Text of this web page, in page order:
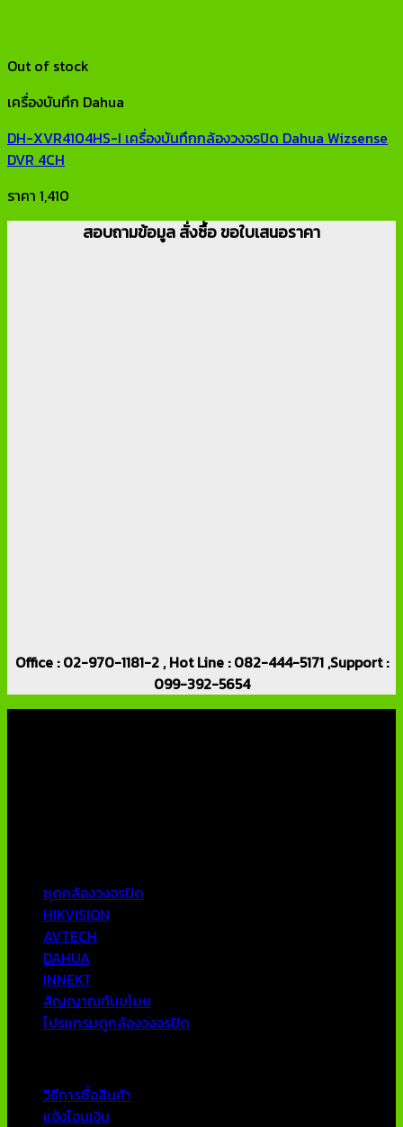
Out of stock
เครื่องบันทึก Dahua
DH-XVR4104HS-I เครื่องบันทึกกล้องวงจรปิด Dahua Wizsense
DVR 4CH
ราคา 1,410
สอบถามข้อมูล สั่งซื้อ ขอใบเสนอราคา
Office : 02-970-1181-2 , Hot Line : 082-444-5171 ,Support :
099-392-5654
ชุดกล้องวงจรปิด
HIKVISION
AVTECH
DAHUA
INNEKT
สัญญาณกันขโมย
โปรแกรมดูกล้องวงจรปิด
วิธีการซื้อสินค้า
แจ้งโอนเงิน